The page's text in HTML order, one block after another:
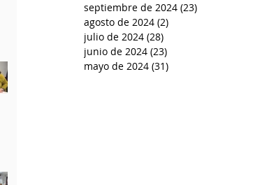
septiembre de 2024 (23)
agosto de 2024 (2)
julio de 2024 (28)
junio de 2024 (23)
mayo de 2024 (31)